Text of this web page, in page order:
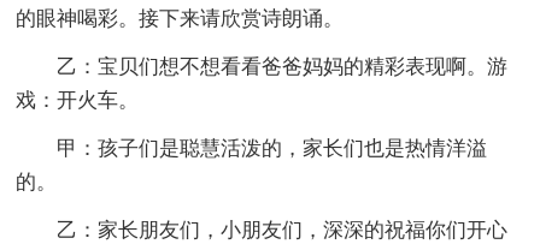
的眼神喝彩。接下来请欣赏诗朗诵。
乙：宝贝们想不想看看爸爸妈妈的精彩表现啊。游
戏：开火车。
甲：孩子们是聪慧活泼的，家长们也是热情洋溢
的。
乙：家长朋友们，小朋友们，深深的祝福你们开心